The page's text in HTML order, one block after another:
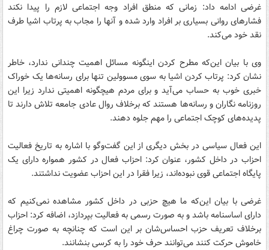
غرضی ادامه داد: زمانی که منطق افراد وجه اجتماعی لازم را پیدا نکند
فشارهای روانی بسیاری بر افراد وارد شده و آنها را مجاب به پرتاب اشیا طرف
نقد خود می‌کند.
وی با بیان این‌که مطرح کردن اینگونه مسائل اهمیت چندانی ندارد، خاطر
نشان کرد: پرتاب کردن اشیا به سوی مسوولین تنها برای رسانه‌ها یک خوراک
خبری خوب به حساب می‌آید و برای مردم هیچگونه اهمیتی ندارد زیرا این
روزنامه نگاران و رسانه‌ها هستند که برخلاف روال عادی جامعه تلاش دارند تا
پدیده‌های کوچک اجتماعی را مهم جلوه دهند.
این فعال سیاسی در بخش دیگری از این گفت‌وگو با اشاره به تاریخ فعالیت
احزاب در داخل کشور، عنوان کرد: احزاب فعال در کشور همواره دارای یک
پایگاه اجتماعی قوی نبوده‌اند، زیرا فقرا در این احزاب عضویت نداشتند.
غرضی با بیان این‌که ما هیچ حزبی در داخل کشور مشاهده نمی‌کنیم که
دارای اساسنامه باشد و به صورت رسمی به فعالیت بپردازد، اضافه کرد: احزاب
برخلاف تعریف حزب احساس‌شان بر این است که چنانچه به صورت چراغ
خاموش حرکت کنند می‌توانند حرف خود را به کرسی بنشانند.